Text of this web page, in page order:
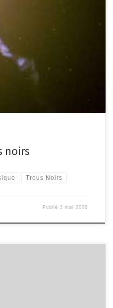
lumière ne peut en sortir. En
définitivement de les
les phénomènes
leur voisinage dégagent une
sans doute possible. […]
noirs
Trous Noirs
Publié3 mai 2008